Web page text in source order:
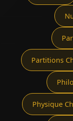
Partitions
Physique